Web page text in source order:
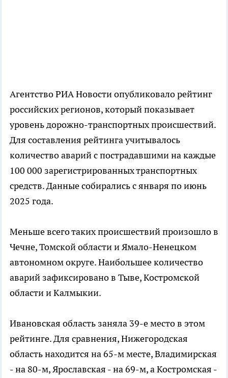
Агентство РИА Новости опубликовало рейтинг
российских регионов, который показывает
уровень дорожно-транспортных происшествий.
Для составления рейтинга учитывалось
количество аварий с пострадавшими на каждые
100 000 зарегистрированных транспортных
средств. Данные собирались с января по июнь
2025 года.
Меньше всего таких происшествий произошло в
Чечне, Томской области и Ямало-Ненецком
автономном округе. Наибольшее количество
аварий зафиксировано в Тыве, Костромской
области и Калмыкии.
Ивановская область заняла 39-е место в этом
рейтинге. Для сравнения, Нижегородская
область находится на 65-м месте, Владимирская
- на 80-м, Ярославская - на 69-м, а Костромская -